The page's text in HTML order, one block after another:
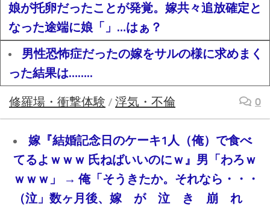
娘が托卵だったことが発覚。嫁共々追放確定と
なった途端に娘「」…はぁ？
男性恐怖症だったの嫁をサルの様に求めまく
った結果は……..
修羅場・衝撃体験 / 浮気・不倫 0
嫁『結婚記念日のケーキ1人（俺）で食べ
てるよｗｗｗ 氏ねばいいのにｗ』男「わろｗ
ｗｗｗ」 → 俺「そうきたか。それなら・・・
（泣」数ヶ月後、嫁 が 泣 き 崩 れ